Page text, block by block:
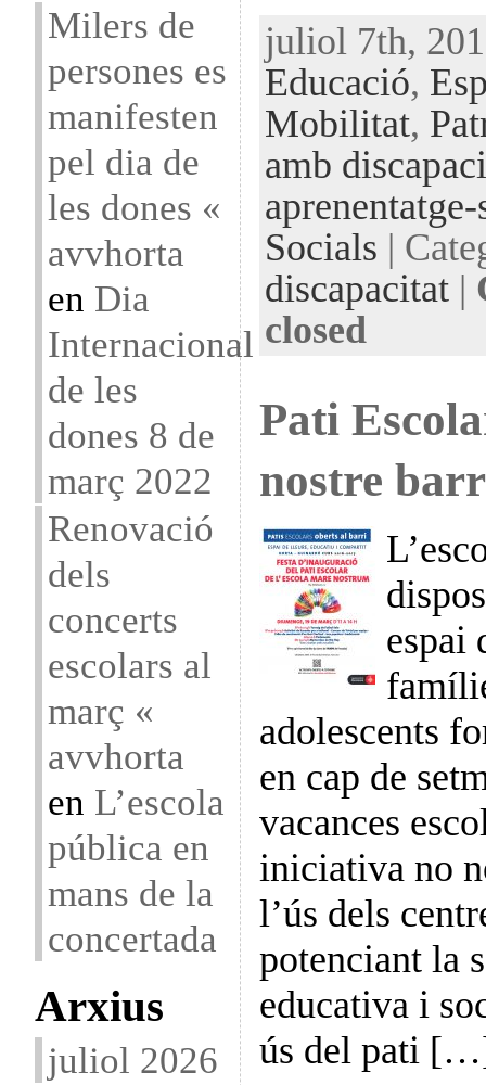
Milers de
persones es
manifesten
pel dia de
les dones «
avvhorta
en Dia
Internacional
de les
dones 8 de
març 2022
Renovació
dels
concerts
escolars al
març «
avvhorta
en L’escola
pública en
mans de la
concertada
Arxius
juliol 2026
juliol 7th,
Educació,
Mobilitat,
amb
Socials |
discapacitat|
closed
Pati
nostre
espai
adolescents
en cap de
vacances
iniciativa no
l’ús dels
potenciant la
educativa i
ús del pati